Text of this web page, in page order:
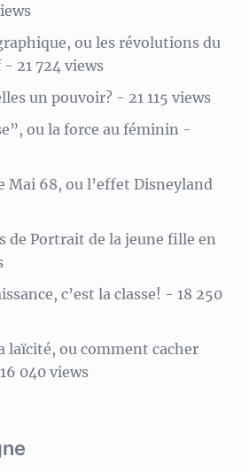
ou les révolutions du
- 21 724 views
un pouvoir? - 21 115 views
ou la force au féminin -
Mai 68, ou l’effet Disneyland
de Portrait de la jeune fille en
c’est la classe! - 18 250
laïcité, ou comment cacher
040 views